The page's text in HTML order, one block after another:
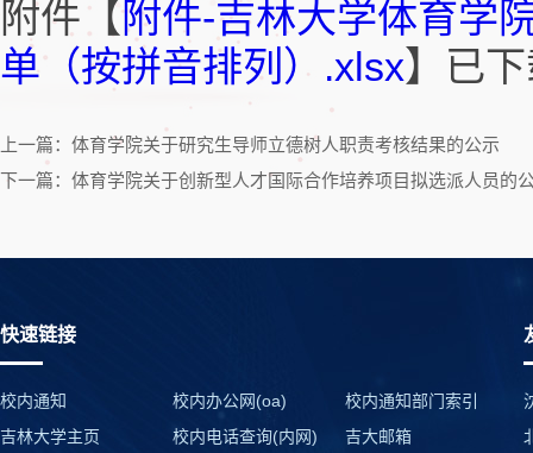
附件【附件-吉林大学体育学
单（按拼音排列）.xlsx】已
上一篇：体育学院关于研究生导师立德树人职责考核结果的公示
下一篇：体育学院关于创新型人才国际合作培养项目拟选派人员的
快速链接
校内通知 校内办公网(oa)
校内通知部门索引
吉林大学主页
校内电话查询(内网)
吉大邮箱